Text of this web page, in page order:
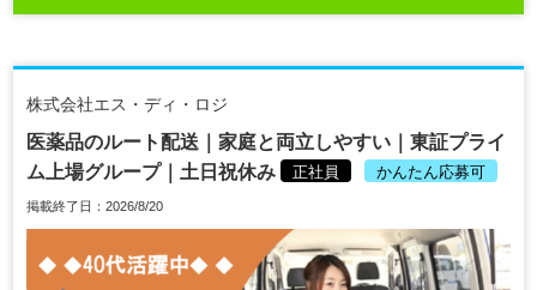
株式会社エス・ディ・ロジ
医薬品のルート配送｜家庭と両立しやすい｜東証プライ
ム上場グループ｜土日祝休み
正社員 かんたん応募可
掲載終了日：2026/8/20